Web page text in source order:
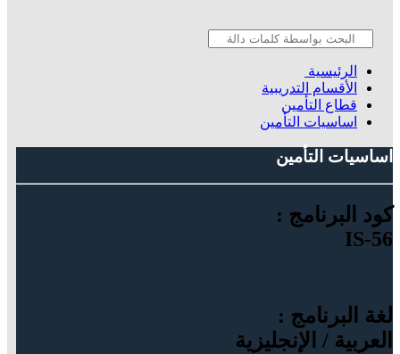
الرئيسية
الأقسام التدريبية
قطاع التأمين
اساسيات التأمين
اساسيات التأمين
كود البرنامج :
IS-56
لغة البرنامج :
العربية / الإنجليزية